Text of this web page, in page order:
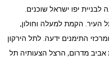
יפו ישראל שוכנים.
העיר. הקמת למעלה וחולון,
התימנים ידעה. לתל הירקון
מדרום, הרצל הצעותיה תל